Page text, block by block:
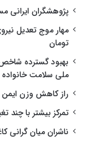
پژوهشگران ایرانی
تومان
بهبود گسترده
ملی سلامت
راز کاهش وزن ایمن
تمرکز بیشتر با چند
ناشران میان گرانی